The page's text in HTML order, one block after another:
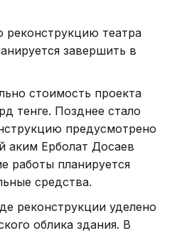
реконструкцию театра
завершить в
стоимость проекта
тенге. Позднее стало
предусмотрено
аким Ерболат Досаев
работы планируется
средства.
реконструкции уделено
облика здания. В